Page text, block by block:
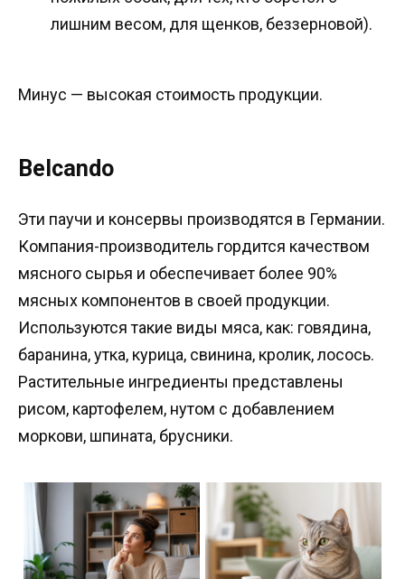
лишним весом, для щенков, беззерновой).
Минус — высокая стоимость продукции.
Belcando
Эти паучи и консервы производятся в Германии.
Компания-производитель гордится качеством
мясного сырья и обеспечивает более 90%
мясных компонентов в своей продукции.
Используются такие виды мяса, как: говядина,
баранина, утка, курица, свинина, кролик, лосось.
Растительные ингредиенты представлены
рисом, картофелем, нутом с добавлением
моркови, шпината, брусники.